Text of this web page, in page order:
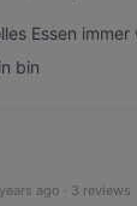
Essen
bin
ago · 3 reviews